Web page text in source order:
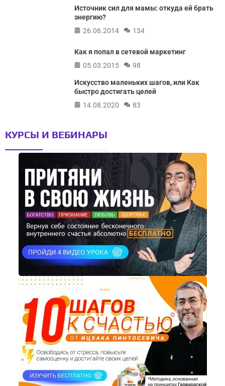
Источник сил для мамы: откуда ей брать
энергию?
26.06.2014
134
Как я попал в сетевой маркетинг
05.03.2015
98
Искусство маленьких шагов, или Как
быстро достигать целей
14.08.2020
83
КУРСЫ И ВЕБИНАРЫ